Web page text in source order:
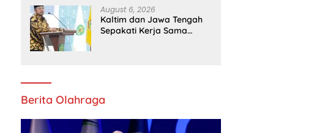
August 6, 2026
Kaltim dan Jawa Tengah
Sepakati Kerja Sama
Berita Olahraga